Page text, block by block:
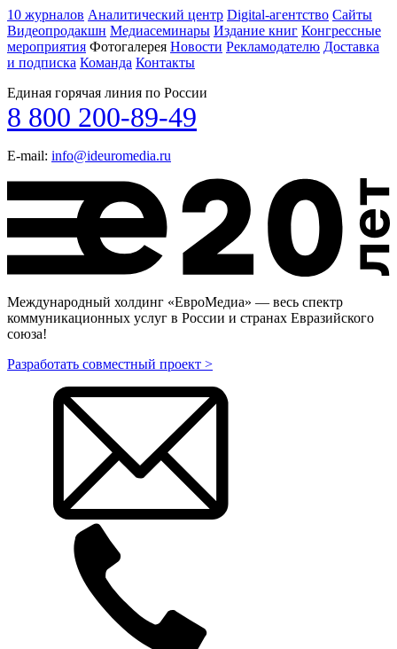
10 журналов Аналитический центр Digital-агентство Сайты
Видеопродакшн Медиасеминары Издание книг Конгрессные
мероприятия Фотогалерея Новости Рекламодателю Доставка
и подписка Команда Контакты
Единая горячая линия по России
8 800 200-89-49
E-mail: info@ideuromedia.ru
Международный холдинг «ЕвроМедиа» — весь спектр
коммуникационных услуг в России и странах Евразийского
союза!
Разработать совместный проект >